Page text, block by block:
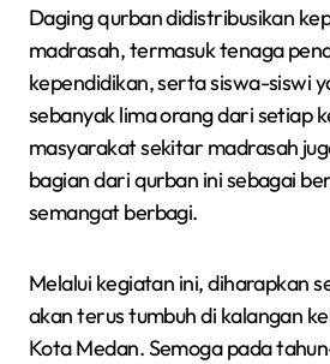
Daging qurban didistribusikan
madrasah, termasuk tenaga
kependidikan, serta siswa-siswi
sebanyak lima orang dari setiap
masyarakat sekitar madrasah
bagian dari qurban ini sebagai
semangat berbagi.
Melalui kegiatan ini, diharapkan
akan terus tumbuh di kalangan
Kota Medan. Semoga pada